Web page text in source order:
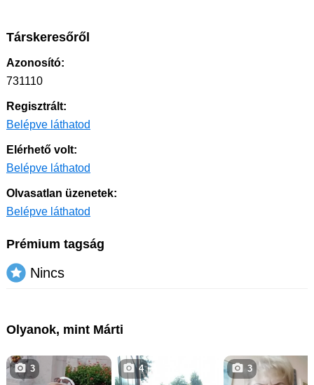
Társkeresőről
Azonosító:
731110
Regisztrált:
Belépve láthatod
Elérhető volt:
Belépve láthatod
Olvasatlan üzenetek:
Belépve láthatod
Prémium tagság
Nincs
Olyanok, mint Márti
3 4 3